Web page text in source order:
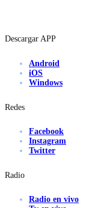
Descargar APP
Android
iOS
Windows
Redes
Facebook
Instagram
Twitter
Radio
Radio en vivo